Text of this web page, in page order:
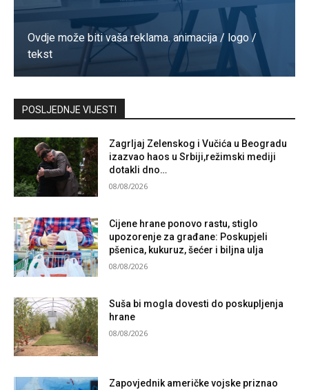
Ovdje može biti vaša reklama. animacija / logo /
tekst
Kontaktirajte nas
POSLJEDNJE VIJESTI
Zagrljaj Zelenskog i Vučića u Beogradu
izazvao haos u Srbiji,režimski mediji
dotakli dno…
08/08/2026
Cijene hrane ponovo rastu, stiglo
upozorenje za građane: Poskupjeli
pšenica, kukuruz, šećer i biljna ulja
08/08/2026
Suša bi mogla dovesti do poskupljenja
hrane
08/08/2026
Zapovjednik američke vojske priznao